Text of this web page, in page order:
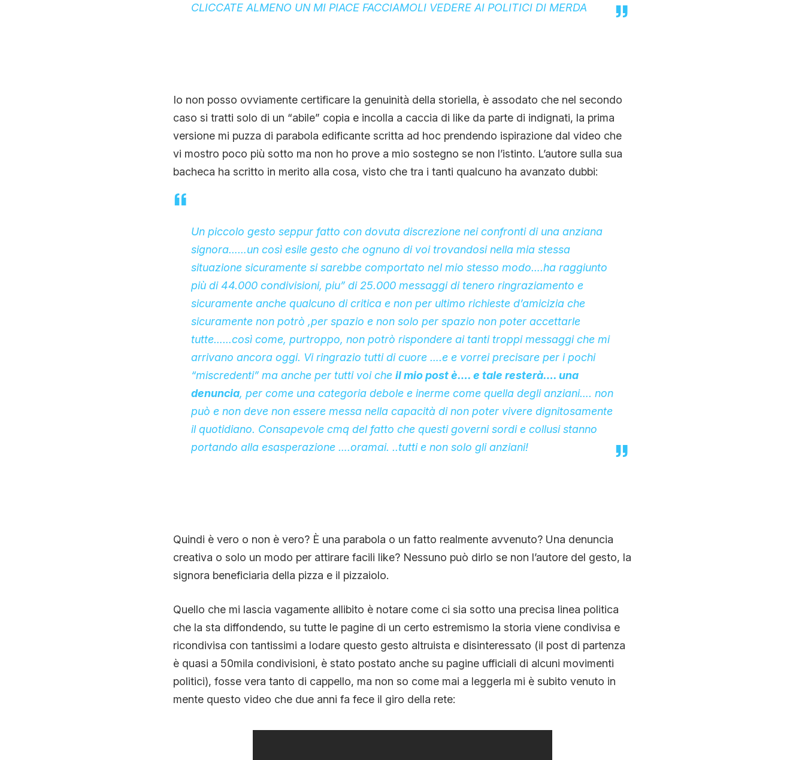
CLICCATE ALMENO UN MI PIACE FACCIAMOLI VEDERE AI POLITICI DI MERDA
Io non posso ovviamente certificare la genuinità della storiella, è assodato che nel secondo
caso si tratti solo di un “abile” copia e incolla a caccia di like da parte di indignati, la prima
versione mi puzza di parabola edificante scritta ad hoc prendendo ispirazione dal video che
vi mostro poco più sotto ma non ho prove a mio sostegno se non l’istinto. L’autore sulla sua
bacheca ha scritto in merito alla cosa, visto che tra i tanti qualcuno ha avanzato dubbi:
Un piccolo gesto seppur fatto con dovuta discrezione nei confronti di una anziana
signora……un così esile gesto che ognuno di voi trovandosi nella mia stessa
situazione sicuramente si sarebbe comportato nel mio stesso modo….ha raggiunto
più di 44.000 condivisioni, piu” di 25.000 messaggi di tenero ringraziamento e
sicuramente anche qualcuno di critica e non per ultimo richieste d’amicizia che
sicuramente non potrò ,per spazio e non solo per spazio non poter accettarle
tutte……così come, purtroppo, non potrò rispondere ai tanti troppi messaggi che mi
arrivano ancora oggi. Vi ringrazio tutti di cuore ….e e vorrei precisare per i pochi
“miscredenti” ma anche per tutti voi che il mio post è…. e tale resterà…. una
denuncia, per come una categoria debole e inerme come quella degli anziani…. non
può e non deve non essere messa nella capacità di non poter vivere dignitosamente
il quotidiano. Consapevole cmq del fatto che questi governi sordi e collusi stanno
portando alla esasperazione ….oramai. ..tutti e non solo gli anziani!
Quindi è vero o non è vero? È una parabola o un fatto realmente avvenuto? Una denuncia
creativa o solo un modo per attirare facili like? Nessuno può dirlo se non l’autore del gesto, la
signora beneficiaria della pizza e il pizzaiolo.
Quello che mi lascia vagamente allibito è notare come ci sia sotto una precisa linea politica
che la sta diffondendo, su tutte le pagine di un certo estremismo la storia viene condivisa e
ricondivisa con tantissimi a lodare questo gesto altruista e disinteressato (il post di partenza
è quasi a 50mila condivisioni, è stato postato anche su pagine ufficiali di alcuni movimenti
politici), fosse vera tanto di cappello, ma non so come mai a leggerla mi è subito venuto in
mente questo video che due anni fa fece il giro della rete: